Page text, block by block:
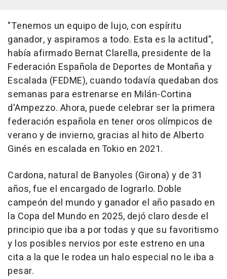
"Tenemos un equipo de lujo, con espíritu
ganador, y aspiramos a todo. Esta es la actitud",
había afirmado Bernat Clarella, presidente de la
Federación Española de Deportes de Montaña y
Escalada (FEDME), cuando todavía quedaban dos
semanas para estrenarse en Milán-Cortina
d'Ampezzo. Ahora, puede celebrar ser la primera
federación española en tener oros olímpicos de
verano y de invierno, gracias al hito de Alberto
Ginés en escalada en Tokio en 2021.
Cardona, natural de Banyoles (Girona) y de 31
años, fue el encargado de lograrlo. Doble
campeón del mundo y ganador el año pasado en
la Copa del Mundo en 2025, dejó claro desde el
principio que iba a por todas y que su favoritismo
y los posibles nervios por este estreno en una
cita a la que le rodea un halo especial no le iba a
pesar.